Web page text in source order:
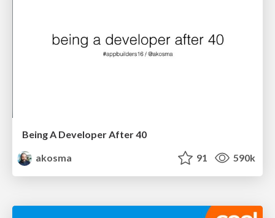
Being A Developer After 40
akosma
91 590k